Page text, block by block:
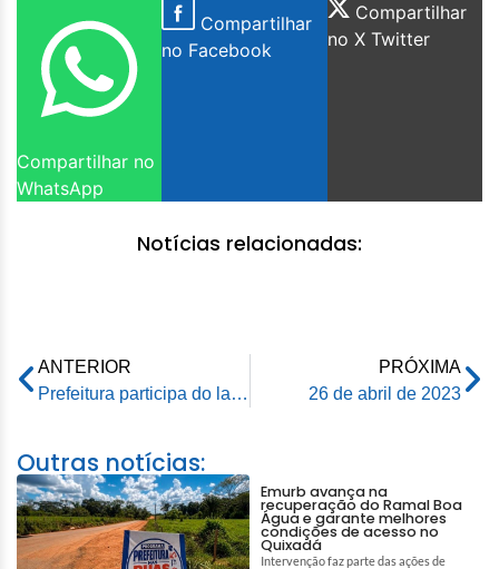
Compartilhar no
WhatsApp
Compartilhar
no Facebook
Compartilhar
no X Twitter
Notícias relacionadas:
ANTERIOR
Prefeitura participa do lançamento do Plano de Desenvolvimento Socioeconômico Sustentável do Acre
PRÓXIMA
26 de abril de 2023
Outras notícias:
Emurb avança na
recuperação do Ramal Boa
Água e garante melhores
condições de acesso no
Quixadá
Intervenção faz parte das ações de